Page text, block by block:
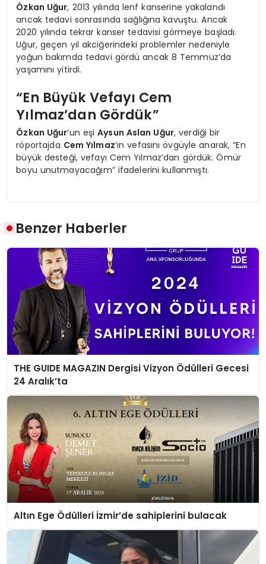
Özkan Uğur, 2013 yılında lenf kanserine yakalandı
ancak tedavi sonrasında sağlığına kavuştu. Ancak
2020 yılında tekrar kanser tedavisi görmeye başladı.
Uğur, geçen yıl akciğerindeki problemler nedeniyle
yoğun bakımda tedavi gördü ancak 8 Temmuz’da
yaşamını yitirdi.
“En Büyük Vefayı Cem
Yılmaz’dan Gördük”
Özkan Uğur‘un eşiAysun Aslan Uğur, verdiği bir
röportajda Cem Yılmaz‘ın vefasını övgüyle anarak, “En
büyük desteği, vefayı Cem Yılmaz’dan gördük. Ömür
boyu unutmayacağım” ifadelerini kullanmıştı.
Benzer Haberler
THE GUIDE MAGAZIN Dergisi Vizyon Ödülleri Gecesi
24 Aralık’ta
Altın Ege Ödülleri İzmir’de sahiplerini bulacak